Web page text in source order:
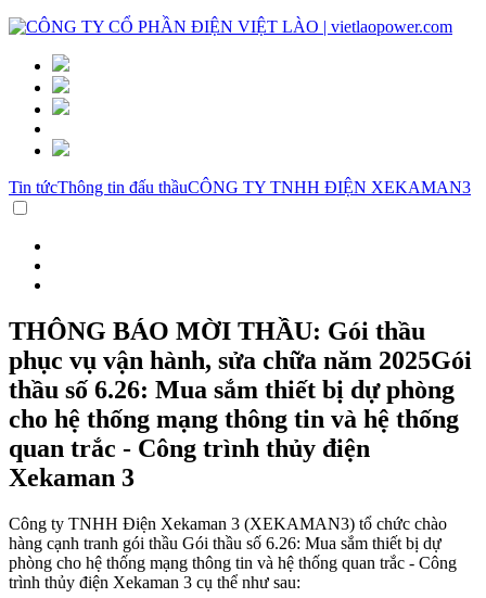
Tin tứcThông tin đấu thầuCÔNG TY TNHH ĐIỆN XEKAMAN3
THÔNG BÁO MỜI THẦU: Gói thầu
phục vụ vận hành, sửa chữa năm 2025Gói
thầu số 6.26: Mua sắm thiết bị dự phòng
cho hệ thống mạng thông tin và hệ thống
quan trắc - Công trình thủy điện
Xekaman 3
Công ty TNHH Điện Xekaman 3 (XEKAMAN3) tổ chức chào
hàng cạnh tranh gói thầu Gói thầu số 6.26: Mua sắm thiết bị dự
phòng cho hệ thống mạng thông tin và hệ thống quan trắc - Công
trình thủy điện Xekaman 3 cụ thể như sau: